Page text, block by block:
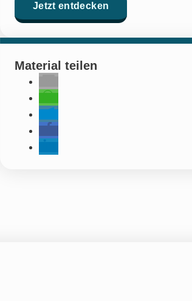
Jetzt entdecken
Material teilen